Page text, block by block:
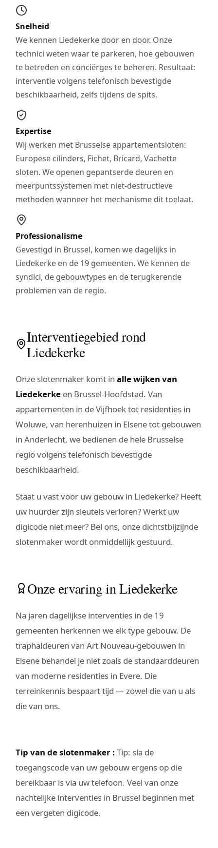
Snelheid
We kennen Liedekerke door en door. Onze
technici weten waar te parkeren, hoe gebouwen
te betreden en conciërges te beheren. Resultaat:
interventie volgens telefonisch bevestigde
beschikbaarheid, zelfs tijdens de spits.
Expertise
Wij werken met Brusselse appartementsloten:
Europese cilinders, Fichet, Bricard, Vachette
sloten. We openen gepantserde deuren en
meerpuntssystemen met niet-destructieve
methoden wanneer het mechanisme dit toelaat.
Professionalisme
Gevestigd in Brussel, komen we dagelijks in
Liedekerke en de 19 gemeenten. We kennen de
syndici, de gebouwtypes en de terugkerende
problemen van de regio.
Interventiegebied rond
Liedekerke
Onze slotenmaker komt in alle wijken van
Liedekerke en Brussel-Hoofdstad. Van
appartementen in de Vijfhoek tot residenties in
Woluwe, van herenhuizen in Elsene tot gebouwen
in Anderlecht, we bedienen de hele Brusselse
regio volgens telefonisch bevestigde
beschikbaarheid.
Staat u vast voor uw gebouw in Liedekerke? Heeft
uw huurder zijn sleutels verloren? Werkt uw
digicode niet meer? Bel ons, onze dichtstbijzijnde
slotenmaker wordt onmiddellijk gestuurd.
Onze ervaring in Liedekerke
Na jaren dagelijkse interventies in de 19
gemeenten herkennen we elk type gebouw. De
traphaldeuren van Art Nouveau-gebouwen in
Elsene behandel je niet zoals de standaarddeuren
van moderne residenties in Evere. Die
terreinkennis bespaart tijd — zowel die van u als
die van ons.
Tip van de slotenmaker : Tip: sla de
toegangscode van uw gebouw ergens op die
bereikbaar is via uw telefoon. Veel van onze
nachtelijke interventies in Brussel beginnen met
een vergeten digicode.